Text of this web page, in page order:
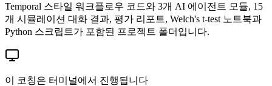
Temporal 스타일 워크플로우 코드와 3개 AI 에이전트 모듈, 15
개 시뮬레이션 대화 결과, 평가 리포트, Welch's t-test 노트북과
Python 스크립트가 포함된 프로젝트 폴더입니다.
이 코칭은 터미널에서 진행됩니다